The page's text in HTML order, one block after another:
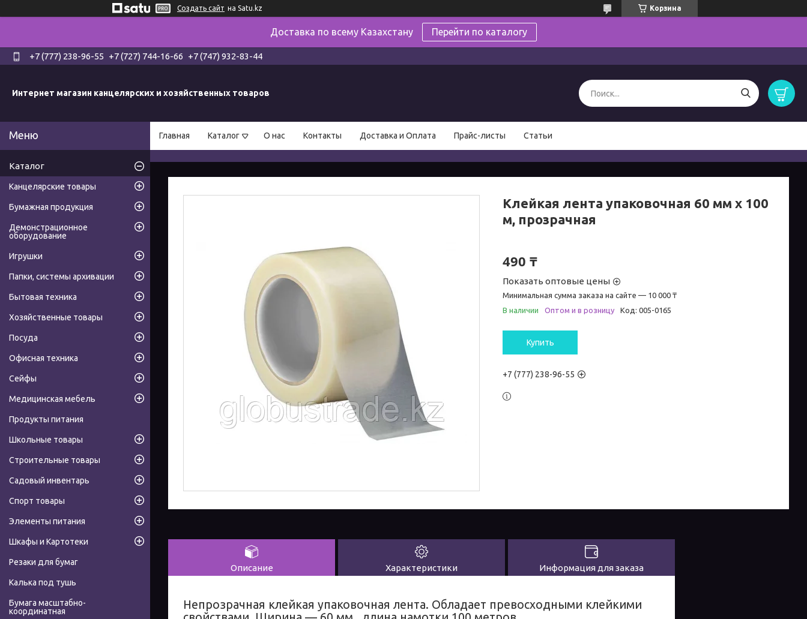
Создать сайт на Satu.kz Корзина
Доставка по всему Казахстану Перейти по каталогу
+7 (777) 238-96-55 +7 (727) 744-16-66 +7 (747) 932-83-44
Интернет магазин канцелярских и хозяйственных товаров
Главная Каталог О нас Контакты Доставка и Оплата Прайс-листы Статьи
Клейкая лента упаковочная 60 мм х 100
м, прозрачная
490 ₸
Показать оптовые цены
Минимальная сумма заказа на сайте — 10 000 ₸
В наличии
Оптом и в розницу Код: 005-0165
Купить
+7 (777) 238-96-55
Описание Характеристики Информация для заказа
Непрозрачная клейкая упаковочная лента. Обладает превосходными клейкими
Каталог
Канцелярские товары
Бумажная продукция
Демонстрационное
оборудование
Игрушки
Папки, системы архивации
Бытовая техника
Хозяйственные товары
Посуда
Офисная техника
Сейфы
Медицинская мебель
Продукты питания
Школьные товары
Строительные товары
Садовый инвентарь
Спорт товары
Элементы питания
Шкафы и Картотеки
Резаки для бумаг
Калька под тушь
Бумага масштабно-
координатная